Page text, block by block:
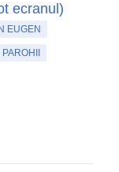
ecranul)
EUGEN
PAROHII